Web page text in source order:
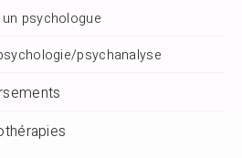
psychologue
psychanalyse